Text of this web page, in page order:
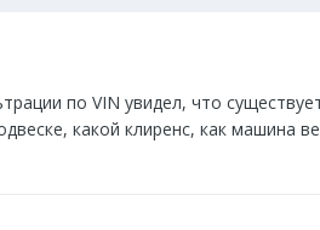
по VIN увидел, что
какой клиренс, как машина